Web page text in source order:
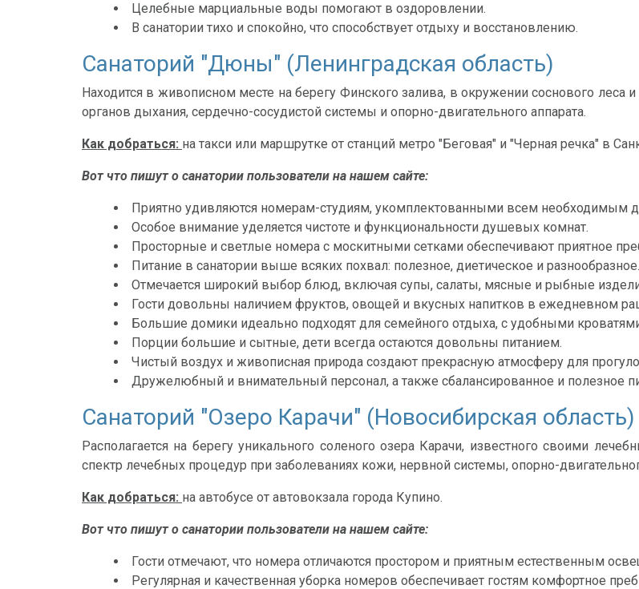
Целебные марциальные воды помогают в оздоровлении.
В санатории тихо и спокойно, что способствует отдыху и восстановлению.
Санаторий "Дюны" (Ленинградская область)
Находится в живописном месте на берегу Финского залива, в окружении соснового леса
органов дыхания, сердечно-сосудистой системы и опорно-двигательного аппарата.
Как добраться: на такси или маршрутке от станций метро "Беговая" и "Черная речка" в
Вот что пишут о санатории пользователи на нашем сайте:
Приятно удивляются номерам-студиям, укомплектованными всем необходимым
Особое внимание уделяется чистоте и функциональности душевых комнат.
Просторные и светлые номера с москитными сетками обеспечивают приятное
Питание в санатории выше всяких похвал: полезное, диетическое и разнообразное.
Отмечается широкий выбор блюд, включая супы, салаты, мясные и рыбные
Гости довольны наличием фруктов, овощей и вкусных напитков в ежедневном
Большие домики идеально подходят для семейного отдыха, с удобными
Порции большие и сытные, дети всегда остаются довольны питанием.
Чистый воздух и живописная природа создают прекрасную атмосферу для
Дружелюбный и внимательный персонал, а также сбалансированное и полезное
Санаторий "Озеро Карачи" (Новосибирская область)
Располагается на берегу уникального соленого озера Карачи, известного своими
спектр лечебных процедур при заболеваниях кожи, нервной системы, опорно-
Как добраться: на автобусе от автовокзала города Купино.
Вот что пишут о санатории пользователи на нашем сайте:
Гости отмечают, что номера отличаются простором и приятным естественным
Регулярная и качественная уборка номеров обеспечивает гостям комфортное